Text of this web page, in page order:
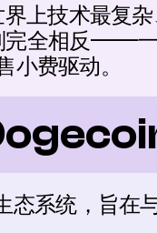
上技术最复
完全相反——
费驱动。
态系统，旨